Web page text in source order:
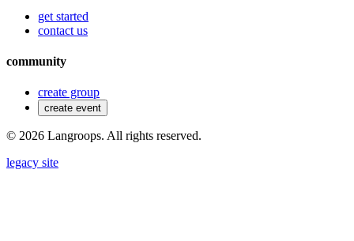
get started
contact us
community
create group
create event
© 2026 Langroops. All rights reserved.
legacy site